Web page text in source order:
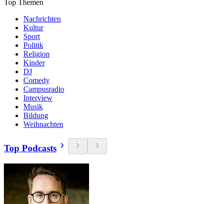
Top Themen
Nachrichten
Kultur
Sport
Politik
Religion
Kinder
DJ
Comedy
Campusradio
Interview
Musik
Bildung
Weihnachten
Top Podcasts